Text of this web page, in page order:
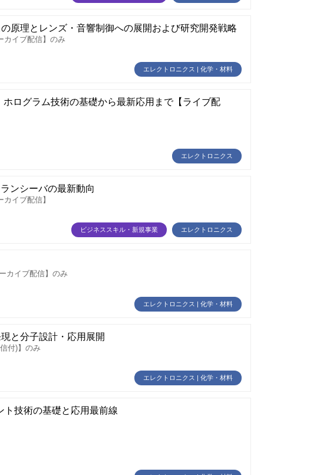
原理とレンズ・音響制御への展開および研究開発戦略
カイブ配信】のみ
エレクトロニクス | 化学・材料
ログラム技術の基礎から最新応用まで【ライブ配
エレクトロニクス
ンシーバの最新動向
イブ配信】
ビジネススキル・新規事業 エレクトロニクス
カイブ配信】のみ
エレクトロニクス | 化学・材料
と分子設計・応用展開
付)】のみ
エレクトロニクス | 化学・材料
ト技術の基礎と応用最前線